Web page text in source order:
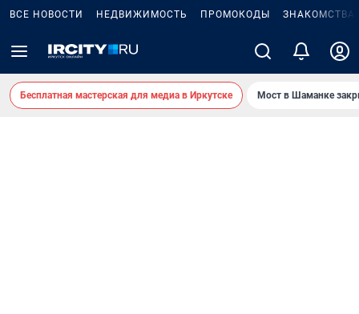
ВСЕ НОВОСТИ НЕДВИЖИМОСТЬ ПРОМОКОДЫ ЗНАКОМСТВА
Бесплатная мастерская для медиа в Иркутске Мост в Шаманке